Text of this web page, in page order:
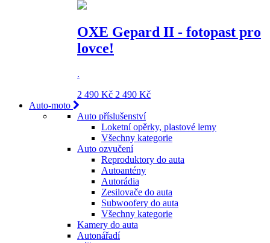
OXE Gepard II - fotopast pro
lovce!
.
2 490 Kč 2 490 Kč
Auto-moto
Auto příslušenství
Loketní opěrky, plastové lemy
Všechny kategorie
Auto ozvučení
Reproduktory do auta
Autoantény
Autorádia
Zesilovače do auta
Subwoofery do auta
Všechny kategorie
Kamery do auta
Autonářadí